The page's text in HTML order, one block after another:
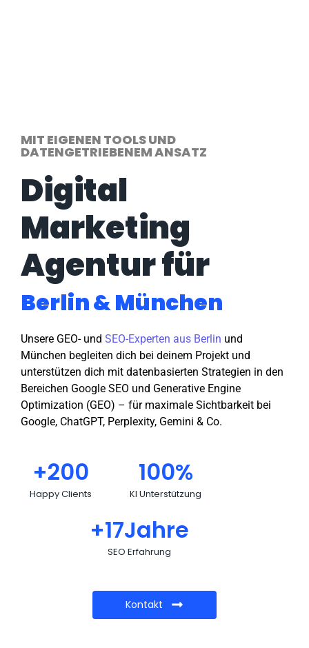
MIT EIGENEN TOOLS UND
DATENGETRIEBENEM ANSATZ
Digital
Marketing
Agentur für
Berlin & München
Unsere GEO- und SEO-Experten aus Berlin und
München begleiten dich bei deinem Projekt und
unterstützen dich mit datenbasierten Strategien in den
Bereichen Google SEO und Generative Engine
Optimization (GEO) – für maximale Sichtbarkeit bei
Google, ChatGPT, Perplexity, Gemini & Co.
Happy Clients
+200
KI Unterstützung
100%
SEO Erfahrung
+17Jahre
Kontakt